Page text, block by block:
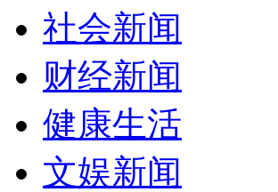
社会新闻
财经新闻
健康生活
文娱新闻